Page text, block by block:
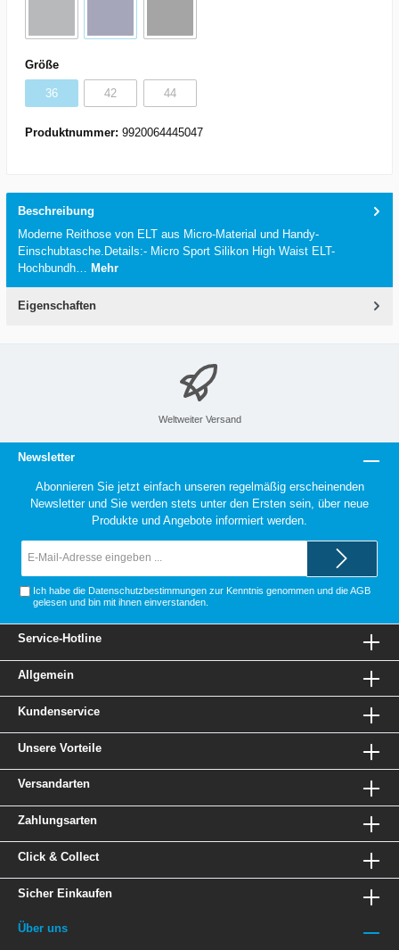
Größe
36 42 44
Produktnummer: 9920064445047
Beschreibung
Moderne Reithose von ELT aus Micro-Material und Handy-
Einschubtasche.Details:- Micro Sport Silikon High Waist ELT-
Hochbundh…
Mehr
Eigenschaften
Weltweiter Versand
Newsletter
Abonnieren Sie jetzt einfach unseren regelmäßig erscheinenden
Newsletter und Sie werden stets unter den Ersten sein, über neue
Produkte und Angebote informiert werden.
Ich habe die Datenschutzbestimmungen zur Kenntnis genommen und dieAGB
gelesen und bin mit ihnen einverstanden.
Service-Hotline
Allgemein
Kundenservice
Unsere Vorteile
Versandarten
Zahlungsarten
Click & Collect
Sicher Einkaufen
Über uns